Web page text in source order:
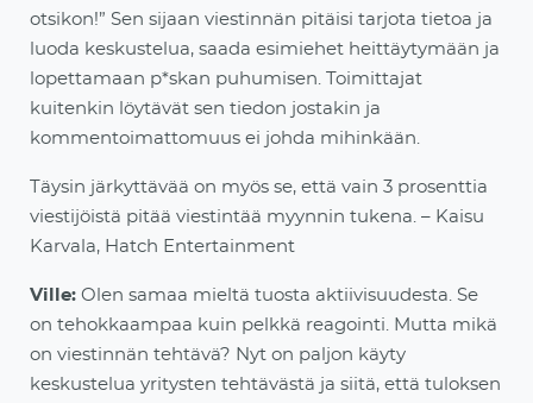
otsikon!” Sen sijaan viestinnän pitäisi tarjota tietoa ja
luoda keskustelua, saada esimiehet heittäytymään ja
lopettamaan p*skan puhumisen. Toimittajat
kuitenkin löytävät sen tiedon jostakin ja
kommentoimattomuus ei johda mihinkään.
Täysin järkyttävää on myös se, että vain 3 prosenttia
viestijöistä pitää viestintää myynnin tukena. – Kaisu
Karvala, Hatch Entertainment
Ville: Olen samaa mieltä tuosta aktiivisuudesta. Se
on tehokkaampaa kuin pelkkä reagointi. Mutta mikä
on viestinnän tehtävä? Nyt on paljon käyty
keskustelua yritysten tehtävästä ja siitä, että tuloksen